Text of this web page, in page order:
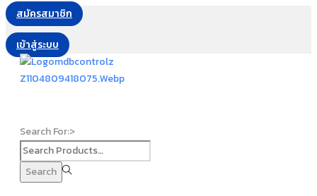
สมัครสมาชิก
เข้าสู่ระบบ
Search For:>
Search